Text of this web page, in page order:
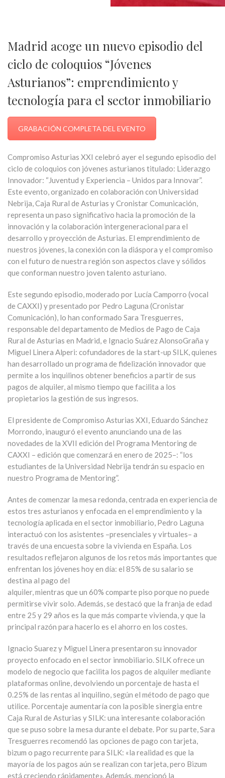
Madrid acoge un nuevo episodio del
ciclo de coloquios “Jóvenes
Asturianos”: emprendimiento y
tecnología para el sector inmobiliario
GRABACIÓN COMPLETA DEL EVENTO
Compromiso Asturias XXI celebró ayer el segundo episodio del
ciclo de coloquios con jóvenes asturianos titulado: Liderazgo
Innovador: “Juventud y Experiencia – Unidos para Innovar”.
Este evento, organizado en colaboración con Universidad
Nebrija, Caja Rural de Asturias y Cronistar Comunicación,
representa un paso significativo hacia la promoción de la
innovación y la colaboración intergeneracional para el
desarrollo y proyección de Asturias. El emprendimiento de
nuestros jóvenes, la conexión con la diáspora y el compromiso
con el futuro de nuestra región son aspectos clave y sólidos
que conforman nuestro joven talento asturiano.
Este segundo episodio, moderado por Lucía Camporro (vocal
de CAXXI) y presentado por Pedro Laguna (Cronistar
Comunicación), lo han conformado Sara Tresguerres,
responsable del departamento de Medios de Pago de Caja
Rural de Asturias en Madrid, e Ignacio Suárez AlonsoGraña y
Miguel Linera Alperi: cofundadores de la start-up SILK, quienes
han desarrollado un programa de fidelización innovador que
permite a los inquilinos obtener beneficios a partir de sus
pagos de alquiler, al mismo tiempo que facilita a los
propietarios la gestión de sus ingresos.
El presidente de Compromiso Asturias XXI, Eduardo Sánchez
Morrondo, inauguró el evento anunciando una de las
novedades de la XVII edición del Programa Mentoring de
CAXXI – edición que comenzará en enero de 2025–: “los
estudiantes de la Universidad Nebrija tendrán su espacio en
nuestro Programa de Mentoring”.
Antes de comenzar la mesa redonda, centrada en experiencia de
estos tres asturianos y enfocada en el emprendimiento y la
tecnología aplicada en el sector inmobiliario, Pedro Laguna
interactuó con los asistentes –presenciales y virtuales– a
través de una encuesta sobre la vivienda en España. Los
resultados reflejaron algunos de los retos más importantes que
enfrentan los jóvenes hoy en día: el 85% de su salario se
destina al pago del
alquiler, mientras que un 60% comparte piso porque no puede
permitirse vivir solo. Además, se destacó que la franja de edad
entre 25 y 29 años es la que más comparte vivienda, y que la
principal razón para hacerlo es el ahorro en los costes.
Ignacio Suarez y Miguel Linera presentaron su innovador
proyecto enfocado en el sector inmobiliario. SILK ofrece un
modelo de negocio que facilita los pagos de alquiler mediante
plataformas online, devolviendo un porcentaje de hasta el
0.25% de las rentas al inquilino, según el método de pago que
utilice. Porcentaje aumentaría con la posible sinergia entre
Caja Rural de Asturias y SILK: una interesante colaboración
que se puso sobre la mesa durante el debate. Por su parte, Sara
Tresguerres recomendó las opciones de pago con tarjeta,
bizum o pago recurrente para SILK: «la realidad es que la
mayoría de los pagos aún se realizan con tarjeta, pero Bizum
está creciendo rápidamente». Además, mencionó la